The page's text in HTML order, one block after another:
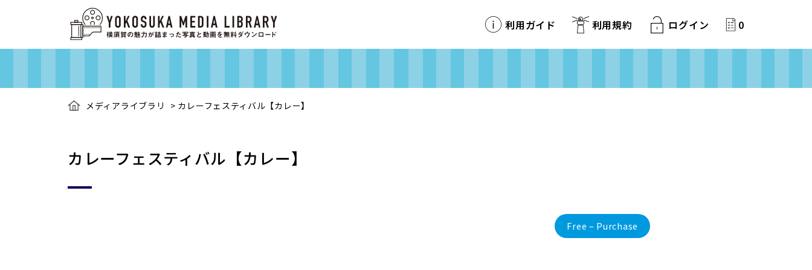
利用ガイド 利用規約 ログイン 0
メディアライブラリ > カレーフェスティバル【カレー】
カレーフェスティバル【カレー】
Free – Purchase